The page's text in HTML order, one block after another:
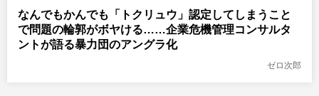
なんでもかんでも「トクリュウ」認定してしまうこと
で問題の輪郭がボヤける……企業危機管理コンサルタ
ントが語る暴力団のアングラ化
ゼロ次郎